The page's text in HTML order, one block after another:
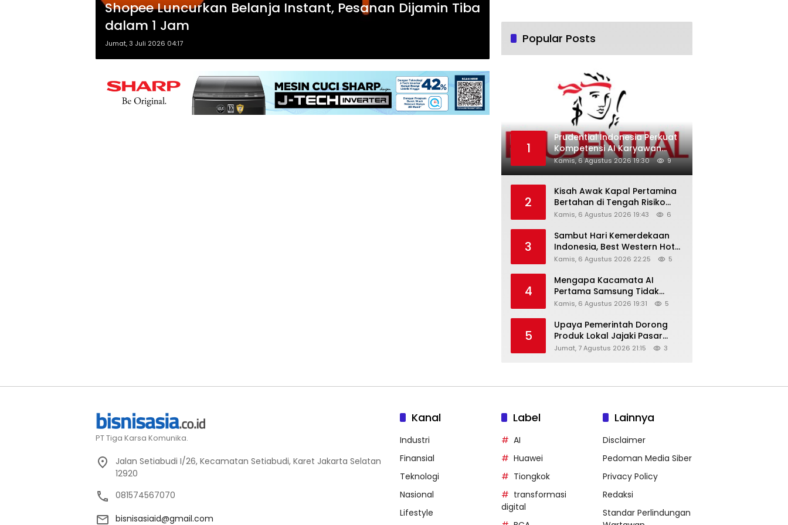
Shopee Luncurkan Belanja Instant, Pesanan Dijamin Tiba
dalam 1 Jam
Jumat, 3 Juli 2026 04:17 Popular Posts
1
Prudential Indonesia Perkuat
Kompetensi AI Karyawan
Lewat AI Week
Kamis, 6 Agustus 2026 19:30 9
2
Kisah Awak Kapal Pertamina
Bertahan di Tengah Risiko
Pelayaran Selat Hormuz
Kamis, 6 Agustus 2026 19:43 6
3
Sambut Hari Kemerdekaan
Indonesia, Best Western Hotel
Hadirkan The Freedom Stay
Kamis, 6 Agustus 2026 22:25 5
4
Mengapa Kacamata AI
Pertama Samsung Tidak
Dibekali Layar?
Kamis, 6 Agustus 2026 19:31 5
5
Upaya Pemerintah Dorong
Produk Lokal Jajaki Pasar
Global, Ini Harapan Menteri
Jumat, 7 Agustus 2026 21:15 3
PT Tiga Karsa Komunika.
Jalan Setiabudi I/26, Kecamatan Setiabudi, Karet Jakarta Selatan
12920
081574567070
bisnisasiaid@gmail.com
Kanal
Industri
Finansial
Teknologi
Nasional
Lifestyle
Label
AI
Huawei
Tiongkok
transformasi
digital
Lainnya
Disclaimer
Pedoman Media Siber
Privacy Policy
Redaksi
Standar Perlindungan